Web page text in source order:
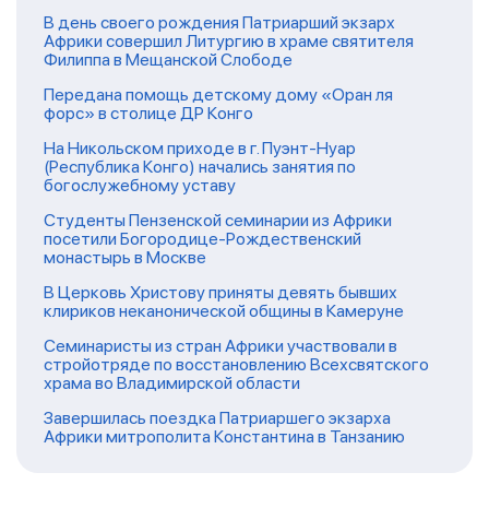
В день своего рождения Патриарший экзарх
Африки совершил Литургию в храме святителя
Филиппа в Мещанской Слободе
Передана помощь детскому дому «Оран ля
форс» в столице ДР Конго
На Никольском приходе в г. Пуэнт-Нуар
(Республика Конго) начались занятия по
богослужебному уставу
Студенты Пензенской семинарии из Африки
посетили Богородице-Рождественский
монастырь в Москве
В Церковь Христову приняты девять бывших
клириков неканонической общины в Камеруне
Семинаристы из стран Африки участвовали в
стройотряде по восстановлению Всехсвятского
храма во Владимирской области
Завершилась поездка Патриаршего экзарха
Африки митрополита Константина в Танзанию